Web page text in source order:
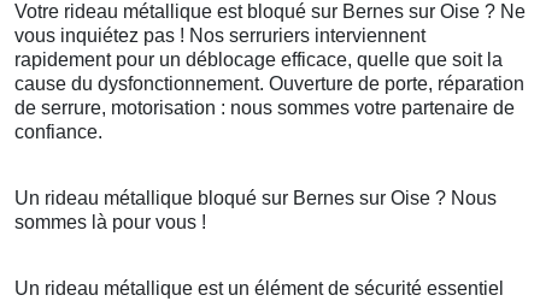
Votre rideau métallique est bloqué sur Bernes sur Oise ? Ne
vous inquiétez pas ! Nos serruriers interviennent
rapidement pour un déblocage efficace, quelle que soit la
cause du dysfonctionnement. Ouverture de porte, réparation
de serrure, motorisation : nous sommes votre partenaire de
confiance.
Un rideau métallique bloqué sur Bernes sur Oise ? Nous
sommes là pour vous !
Un rideau métallique est un élément de sécurité essentiel